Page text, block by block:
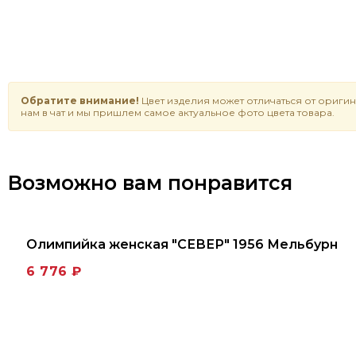
Обратите внимание! Цвет изделия может отличаться от
нам в чат и мы пришлем самое актуальное фото цвета товара.
Возможно вам понравится
Олимпийка женская "СЕВЕР" 1956 Мельбурн
6 776 ₽